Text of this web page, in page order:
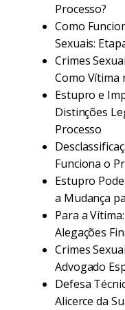
Processo?
Como
Sexuais:
Crimes
Como Vítima
Estupro e
Distinções
Processo
Funciona o
Estupro
a Mudança
Para a
Alegações
Crimes
Advogado
Defesa
Alicerce da